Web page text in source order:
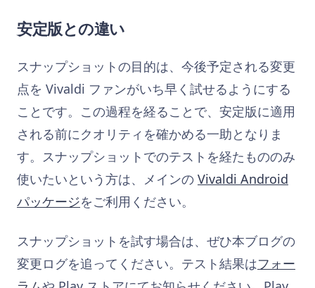
安定版との違い
スナップショットの目的は、今後予定される変更
点を Vivaldi ファンがいち早く試せるようにする
ことです。この過程を経ることで、安定版に適用
される前にクオリティを確かめる一助となりま
す。スナップショットでのテストを経たもののみ
使いたいという方は、メインの Vivaldi Android
パッケージをご利用ください。
スナップショットを試す場合は、ぜひ本ブログの
変更ログを追ってください。テスト結果はフォー